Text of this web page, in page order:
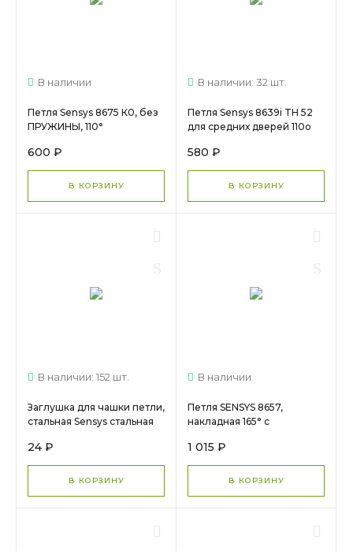
В наличии
Петля Sensys 8675 К0, без
ПРУЖИНЫ, 110°
(Заказ)
600 ₽
В КОРЗИНУ
В наличии: 32 шт.
Петля Sensys 8639i TH 52
для средних дверей 110о
9071627 МС 1655
580 ₽
В КОРЗИНУ
В наличии: 152 шт.
Заглушка для чашки петли,
стальная Sensys стальная
24 ₽
В КОРЗИНУ
В наличии
Петля SENSYS 8657,
накладная 165° с
(Заказ)
1 015 ₽
В КОРЗИНУ